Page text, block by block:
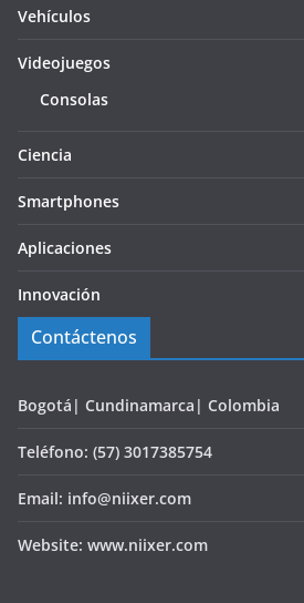
Vehículos
Videojuegos
Consolas
Ciencia
Smartphones
Aplicaciones
Innovación
Contáctenos
Bogotá| Cundinamarca| Colombia
Teléfono: (57) 3017385754
Email: info@niixer.com
Website: www.niixer.com